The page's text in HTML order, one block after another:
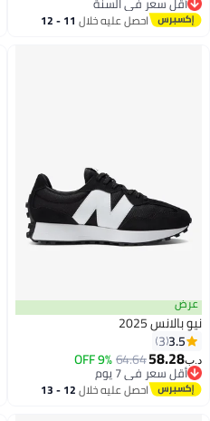
أقل سعر في السنة
احصل عليه خلال 11 - 12
عرض
نيو بالانس 2025
3.5
3
د.ب‏58.28
64.64
9% OFF
أقل سعر في 7 يوم
أقل سعر في 7 يوماحصل عليه خلال 12 - 13